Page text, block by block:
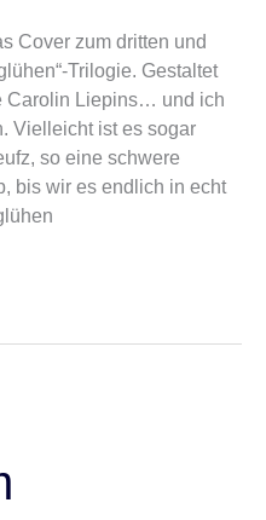
Cover zum dritten und
Trilogie. Gestaltet
Carolin Liepins… und ich
Vielleicht ist es sogar
so eine schwere
bis wir es endlich in echt